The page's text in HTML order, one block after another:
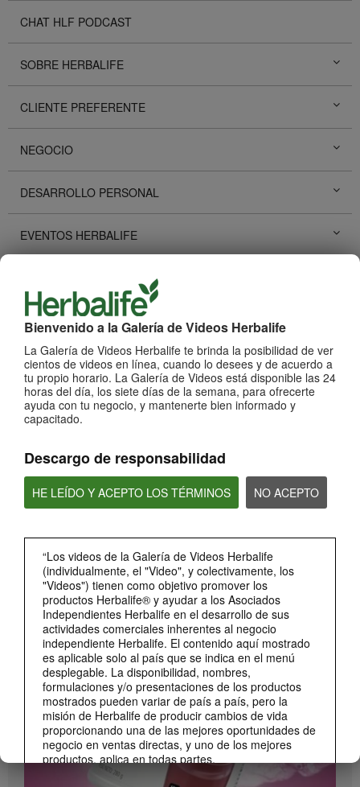
Bienvenido a la Galería de Videos Herbalife
La Galería de Videos Herbalife te brinda la posibilidad de ver
cientos de videos en línea, cuando lo desees y de acuerdo a
tu propio horario. La Galería de Videos está disponible las 24
horas del día, los siete días de la semana, para ofrecerte
ayuda con tu negocio, y mantenerte bien informado y
capacitado.
Descargo de responsabilidad
HE LEÍDO Y ACEPTO LOS TÉRMINOS NO ACEPTO
“Los videos de la Galería de Videos Herbalife
(individualmente, el "Video", y colectivamente, los
"Videos") tienen como objetivo promover los
productos Herbalife® y ayudar a los Asociados
Independientes Herbalife en el desarrollo de sus
actividades comerciales inherentes al negocio
independiente Herbalife. El contenido aquí mostrado
es aplicable solo al país que se indica en el menú
desplegable. La disponibilidad, nombres,
formulaciones y/o presentaciones de los productos
mostrados pueden variar de país a país, pero la
misión de Herbalife de producir cambios de vida
proporcionando una de las mejores oportunidades de
negocio en ventas directas, y uno de los mejores
productos, aplica en todas partes.
Los Videos podrían incluir las experiencias del
CHAT HLF PODCAST
SOBRE HERBALIFE
CLIENTE PREFERENTE
NEGOCIO
DESARROLLO PERSONAL
EVENTOS HERBALIFE
PROMOCIONES HERBALIFE
HISTORIAS DE ÉXITO
REDES SOCIALES
PRODUCTOS Ver Todos
Lanzamiento Beverage Mix Distribuidores
Conoce el Beverage Mix y sus beneficios (DS)